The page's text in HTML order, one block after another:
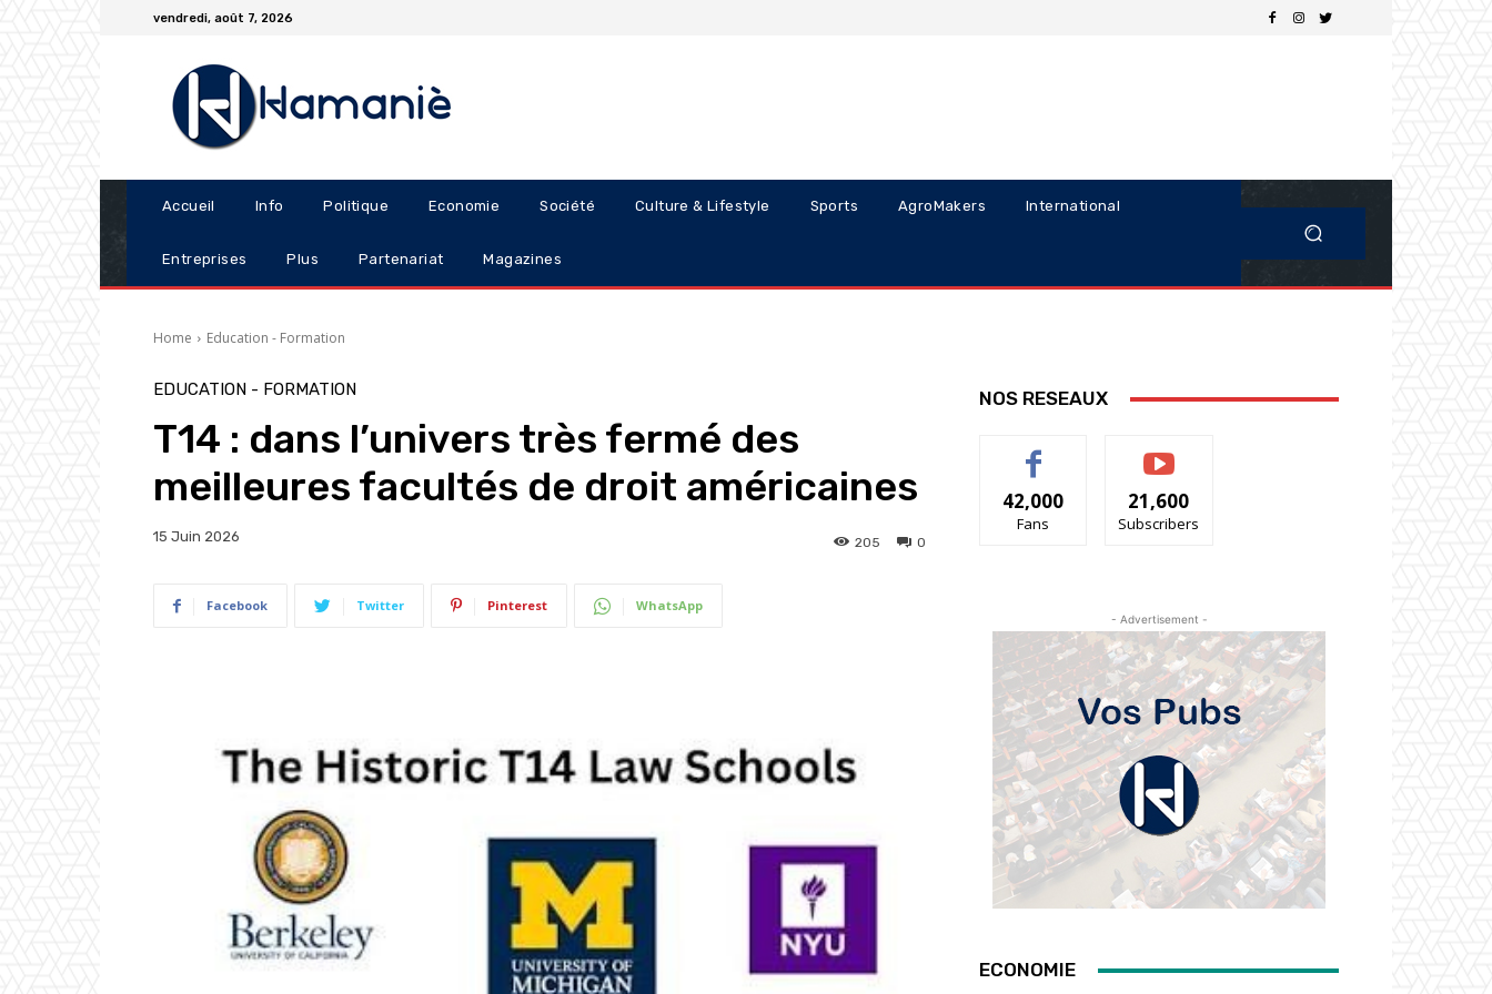
vendredi, août 7, 2026
Accueil Info Politique Economie Société Culture & Lifestyle Sports AgroMakers International
Entreprises Plus Partenariat Magazines
Home Education - Formation
EDUCATION - FORMATION
T14 : dans l’univers très fermé des
meilleures facultés de droit américaines
15 Juin 2026 0
205
Facebook Twitter Pinterest WhatsApp
NOS RESEAUX
42,000
Fans
21,600
Subscribers
- Advertisement -
ECONOMIE